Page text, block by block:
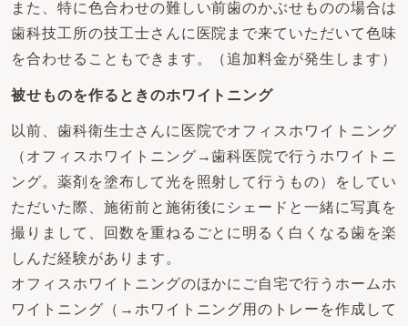
また、特に色合わせの難しい前歯のかぶせものの場合は
歯科技工所の技工士さんに医院まで来ていただいて色味
を合わせることもできます。（追加料金が発生します）
被せものを作るときのホワイトニング
以前、歯科衛生士さんに医院でオフィスホワイトニング
（オフィスホワイトニング→歯科医院で行うホワイトニ
ング。薬剤を塗布して光を照射して行うもの）をしてい
ただいた際、施術前と施術後にシェードと一緒に写真を
撮りまして、回数を重ねるごとに明るく白くなる歯を楽
しんだ経験があります。
オフィスホワイトニングのほかにご自宅で行うホームホ
ワイトニング（→ホワイトニング用のトレーを作成して